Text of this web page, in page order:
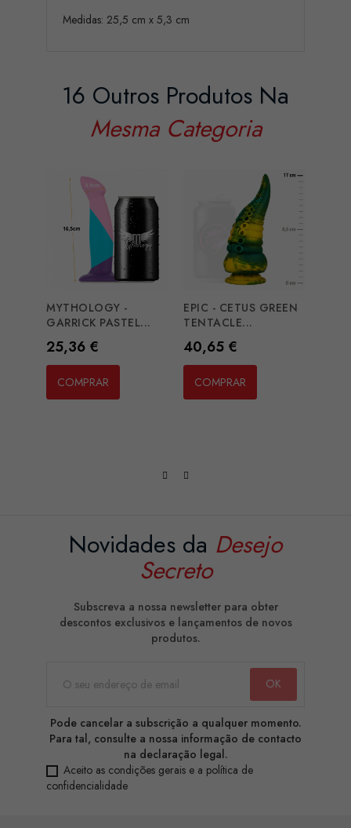
Medidas: 25,5 cm x 5,3 cm
16 Outros Produtos Na
Mesma Categoria
MYTHOLOGY -
GARRICK PASTEL...
Preço
25,36 €
COMPRAR
EPIC - CETUS GREEN
TENTACLE...
Preço
40,65 €
COMPRAR
Novidades da Desejo
Secreto
Subscreva a nossa newsletter para obter
descontos exclusivos e lançamentos de novos
produtos.
Pode cancelar a subscrição a qualquer momento.
Para tal, consulte a nossa informação de contacto
na declaração legal.
Aceito as condições gerais e a política de
confidencialidade